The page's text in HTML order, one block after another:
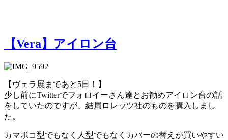
【Vera】アイロン台
【ヴェラ展まであと5日！】
少し前にTwitterでフォロイーさん達とお勧めアイロン台の話
をしていたのですが、結局ロレッツ社のものを購入しまし
た。
カマボコ型でもなく人型でもなくカバーの替えが買いやすい